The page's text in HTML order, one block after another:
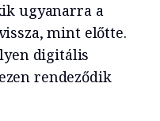
ugyanarra a
mint előtte.
digitális
rendeződik